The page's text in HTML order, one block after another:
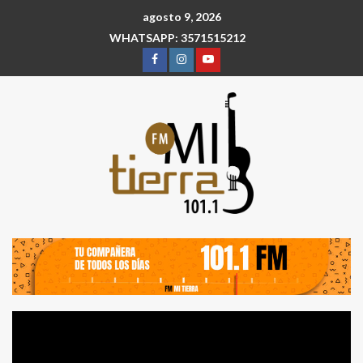
agosto 9, 2026
WHATSAPP: 3571515212